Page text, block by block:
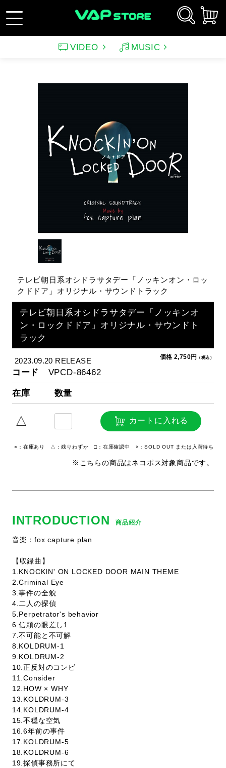
新規会員登録 ログイン
VIDEO MUSIC
アンパンマン音楽商品
その他
バラエティ イメージ
趣味・教養 スポーツ・格闘技
特集
テレビ朝日系オシドラサタデー「ノッキンオン・ロッ
クドドア」オリジナル・サウンドトラック
テレビ朝日系オシドラサタデー「ノッキンオ
ン・ロックドドア」オリジナル・サウンドト
ラック
2023.09.20 RELEASE 価格 2,750円 （税込）
コード VPCD-86462
在庫 数量
△ カートに入れる
○：在庫あり △：残りわずか □：在庫確認中 ×：SOLD OUT または入荷待ち
※こちらの商品はネコポス対象商品です。
INTRODUCTION 商品紹介
音楽：fox capture plan
【収録曲】
1.KNOCKIN' ON LOCKED DOOR MAIN THEME
2.Criminal Eye
3.事件の全貌
4.二人の探偵
5.Perpetrator's behavior
6.信頼の眼差し1
7.不可能と不可解
8.KOLDRUM-1
9.KOLDRUM-2
10.正反対のコンビ
11.Consider
12.HOW × WHY
13.KOLDRUM-3
14.KOLDRUM-4
15.不穏な空気
16.6年前の事件
17.KOLDRUM-5
18.KOLDRUM-6
19.探偵事務所にて